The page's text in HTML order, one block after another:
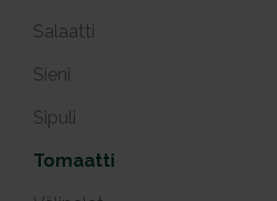
Salaatti
Sieni
Sipuli
Tomaatti